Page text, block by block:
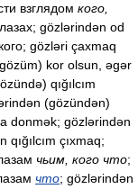
взглядом кого,
gözlərindən od
gözləri çaxmaq
kor olsun, əgər
qığılcım
(gözündən)
donmək; gözlərindən
qığılcım çıxmaq;
чьим, кого что;
что; gözlərindən